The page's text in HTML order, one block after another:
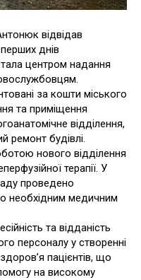
відвідав
днів
центром надання
за кошти міського
та приміщення
відділення,
ремонт будівлі.
нового відділення
терапії. У
проведено
необхідним медичним
та відданість
персоналу у створенні
пацієнтів, що
на високому